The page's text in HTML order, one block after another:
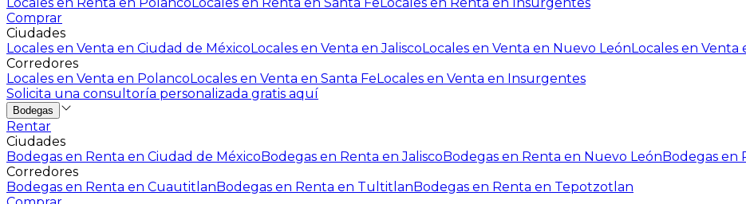
Comprar
Ciudades
Locales en Venta en Ciudad de MéxicoLocales en Venta en JaliscoLocales en Venta en Nuevo LeónLocales en
Corredores
Locales en Venta en PolancoLocales en Venta en Santa FeLocales en Venta en Insurgentes
Solicita una consultoría personalizada gratis aquí
Bodegas
Rentar
Ciudades
Bodegas en Renta en Ciudad de MéxicoBodegas en Renta en JaliscoBodegas en Renta en Nuevo LeónBodegas en
Corredores
Bodegas en Renta en CuautitlanBodegas en Renta en TultitlanBodegas en Renta en Tepotzotlan